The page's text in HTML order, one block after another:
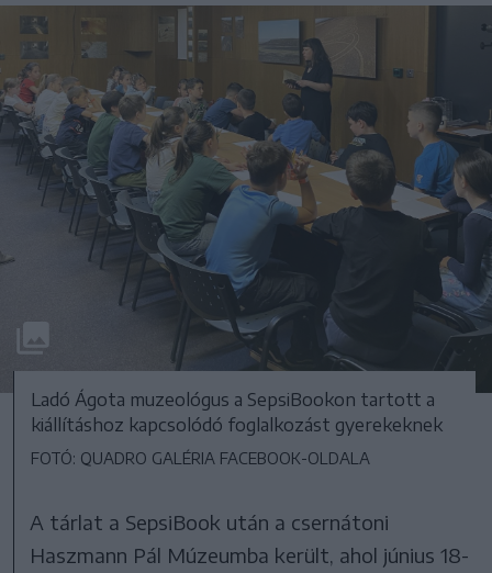
Ladó Ágota muzeológus a SepsiBookon tartott a
kiállításhoz kapcsolódó foglalkozást gyerekeknek
FOTÓ: QUADRO GALÉRIA FACEBOOK-OLDALA
A tárlat a SepsiBook után a csernátoni
Haszmann Pál Múzeumba került, ahol június 18-